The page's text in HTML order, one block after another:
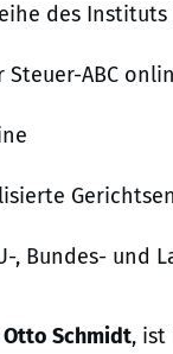
des Instituts
ABC
, Bundes- und
Otto Schmidt, ist